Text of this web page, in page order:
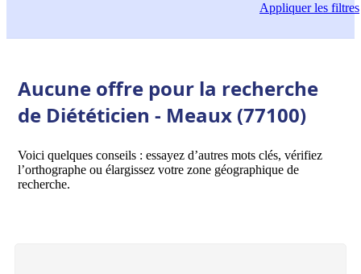
Appliquerles filtres
Aucune offre pour la recherche
de Diététicien - Meaux (77100)
Voici quelques conseils : essayez d’autres mots clés, vérifiez
l’orthographe ou élargissez votre zone géographique de
recherche.